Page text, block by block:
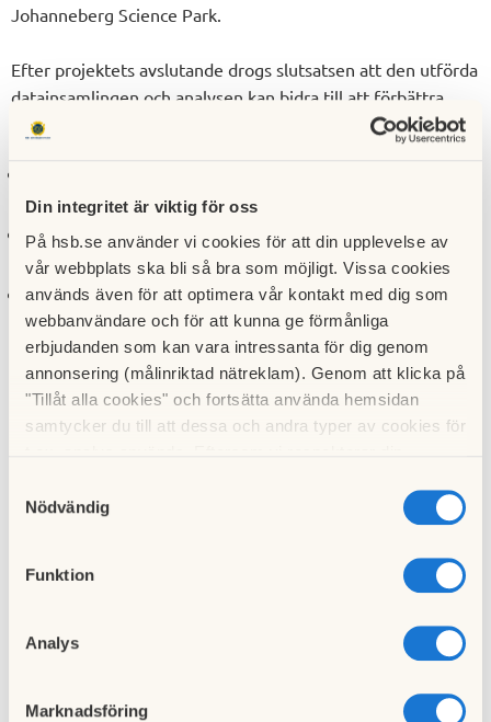
Din integritet är viktig för oss
På hsb.se använder vi cookies för att din upplevelse av
vår webbplats ska bli så bra som möjligt. Vissa cookies
används även för att optimera vår kontakt med dig som
webbanvändare och för att kunna ge förmånliga
erbjudanden som kan vara intressanta för dig genom
annonsering (målinriktad nätreklam). Genom att klicka på
"Tillåt alla cookies" och fortsätta använda hemsidan
samtycker du till att dessa och andra typer av cookies för
cookies och välja att endast tillåta ett urval.
Nödvändig
Funktion
Analys
Marknadsföring
Johanneberg Science Park.
Efter projektets avslutande drogs slutsatsen att den utförda
datainsamlingen och analysen kan bidra till att förbättra
hygientjänster genom att:
baserat på kommande händelser och evenemang
förutspå WC-användningen under kommande evenemang
och hjälpa till med planering av städning
insamlad data kan användas för relevant information till
WC-användarna
Fakta sensorer
Mätsensorer installerades på de två toaletter som
ligger på bottenvåningen i HSB Living Lab – ett
hyresgäster som besökare. Systemen innehåller
Tvåldispensrar uppkopplade mot internet
Papperskorgssensorer